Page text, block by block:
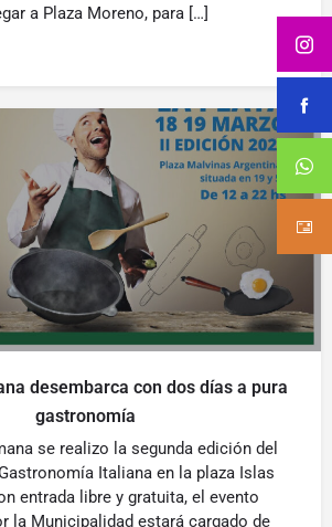
a Plaza Moreno, para […]
desembarca con dos días a pura
gastronomía
se realizo la segunda edición del
Italiana en la plaza Islas
entrada libre y gratuita, el evento
la Municipalidad estará cargado de